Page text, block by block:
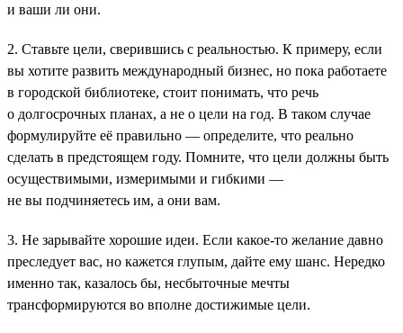
и ваши ли они.
2. Ставьте цели, сверившись с реальностью. К примеру, если
вы хотите развить международный бизнес, но пока работаете
в городской библиотеке, стоит понимать, что речь
о долгосрочных планах, а не о цели на год. В таком случае
формулируйте её правильно — определите, что реально
сделать в предстоящем году. Помните, что цели должны быть
осуществимыми, измеримыми и гибкими —
не вы подчиняетесь им, а они вам.
3. Не зарывайте хорошие идеи. Если какое-то желание давно
преследует вас, но кажется глупым, дайте ему шанс. Нередко
именно так, казалось бы, несбыточные мечты
трансформируются во вполне достижимые цели.